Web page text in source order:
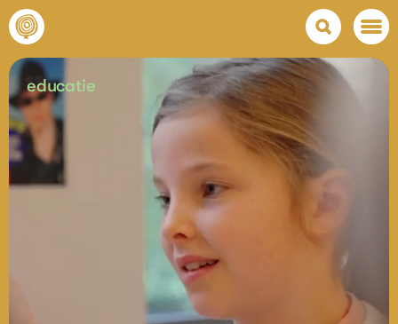
educatie